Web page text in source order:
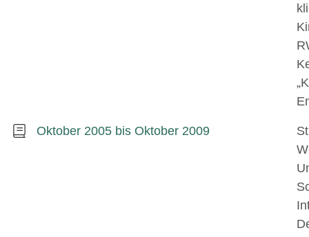
Oktober 2005 bis Oktober 2009